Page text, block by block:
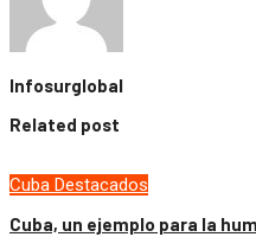
Infosurglobal
Related post
Cuba Destacados
Cuba, un ejemplo para la